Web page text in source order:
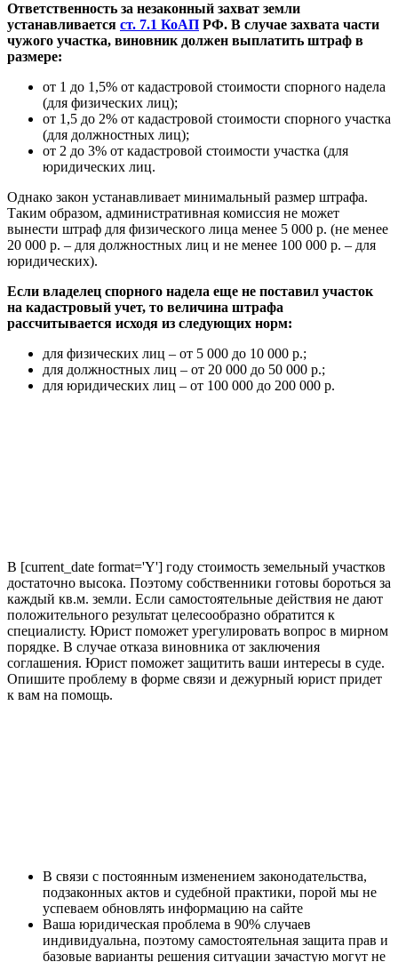
Ответственность за незаконный захват земли
устанавливается ст. 7.1 КоАП РФ. В случае захвата части
чужого участка, виновник должен выплатить штраф в
размере:
от 1 до 1,5% от кадастровой стоимости спорного надела
(для физических лиц);
от 1,5 до 2% от кадастровой стоимости спорного участка
(для должностных лиц);
от 2 до 3% от кадастровой стоимости участка (для
юридических лиц.
Однако закон устанавливает минимальный размер штрафа.
Таким образом, административная комиссия не может
вынести штраф для физического лица менее 5 000 р. (не менее
20 000 р. – для должностных лиц и не менее 100 000 р. – для
юридических).
Если владелец спорного надела еще не поставил участок
на кадастровый учет, то величина штрафа
рассчитывается исходя из следующих норм:
для физических лиц – от 5 000 до 10 000 р.;
для должностных лиц – от 20 000 до 50 000 р.;
для юридических лиц – от 100 000 до 200 000 р.
В [current_date format='Y'] году стоимость земельный участков
достаточно высока. Поэтому собственники готовы бороться за
каждый кв.м. земли. Если самостоятельные действия не дают
положительного результат целесообразно обратится к
специалисту. Юрист поможет урегулировать вопрос в мирном
порядке. В случае отказа виновника от заключения
соглашения. Юрист поможет защитить ваши интересы в суде.
Опишите проблему в форме связи и дежурный юрист придет
к вам на помощь.
В связи с постоянным изменением законодательства,
подзаконных актов и судебной практики, порой мы не
успеваем обновлять информацию на сайте
Ваша юридическая проблема в 90% случаев
индивидуальна, поэтому самостоятельная защита прав и
базовые варианты решения ситуации зачастую могут не